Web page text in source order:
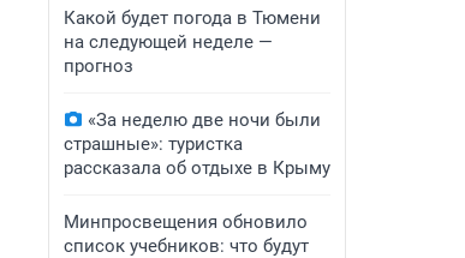
Какой будет погода в Тюмени
на следующей неделе —
прогноз
«За неделю две ночи были
страшные»: туристка
рассказала об отдыхе в Крыму
Минпросвещения обновило
список учебников: что будут